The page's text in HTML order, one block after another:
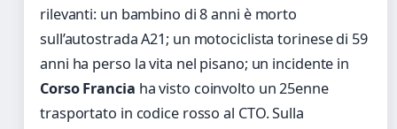
rilevanti: un bambino di 8 anni è morto
sull’autostrada A21; un motociclista torinese di 59
anni ha perso la vita nel pisano; un incidente in
Corso Francia ha visto coinvolto un 25enne
trasportato in codice rosso al CTO. Sulla